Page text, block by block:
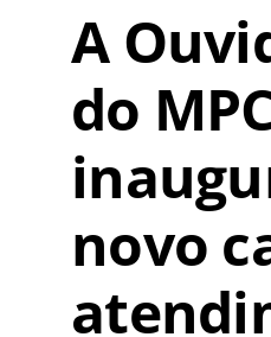
A
do
novo